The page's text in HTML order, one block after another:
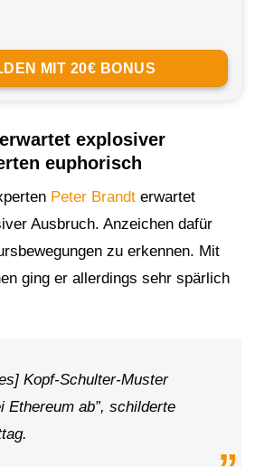
MIT 20€ BONUS
explosiver
euphorisch
Peter Brandt erwartet
Ausbruch. Anzeichen dafür
zu erkennen. Mit
ging er allerdings sehr spärlich
Kopf-Schulter-Muster
Ethereum ab”, schilderte